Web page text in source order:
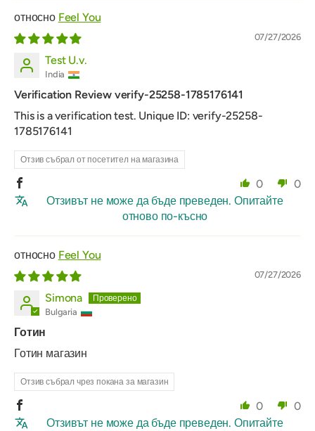
Feel You
07/27/2026
Test U.v.
India
Verification Review verify-25258-1785176141
This is a verification test. Unique ID: verify-25258-
1785176141
Отзив събрал от посетител на магазина
0
0
Отзивът не може да бъде преведен. Опитайте
отново по-късно
Feel You
07/27/2026
Simona
Bulgaria
Готин
Готин магазин
Отзив събрал чрез покана за магазин
0
0
Отзивът не може да бъде преведен. Опитайте